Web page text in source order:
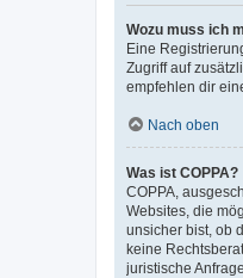
Wozu muss ich
Eine
Zugriff auf
empfehlen dir
Nach oben
Was ist COPPA?
COPPA,
Websites, die
unsicher bist, ob
keine
juristische